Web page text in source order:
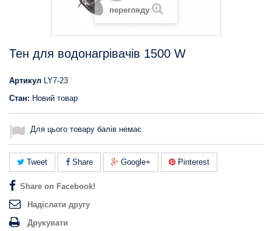
перегляду
Тен для водонагрівачів 1500 W
Артикул LY7-23
Стан: Новий товар
Для цього товару балів немає.
Tweet Share Google+ Pinterest
Share on Facebook!
Надіслати другу
Друкувати